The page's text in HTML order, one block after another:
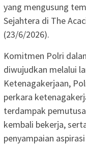
yang mengusung
Sejahtera di The
(23/6/2026).
Komitmen Polri
diwujudkan melalui
Ketenagakerjaan,
perkara
terdampak
kembali bekerja,
penyampaian